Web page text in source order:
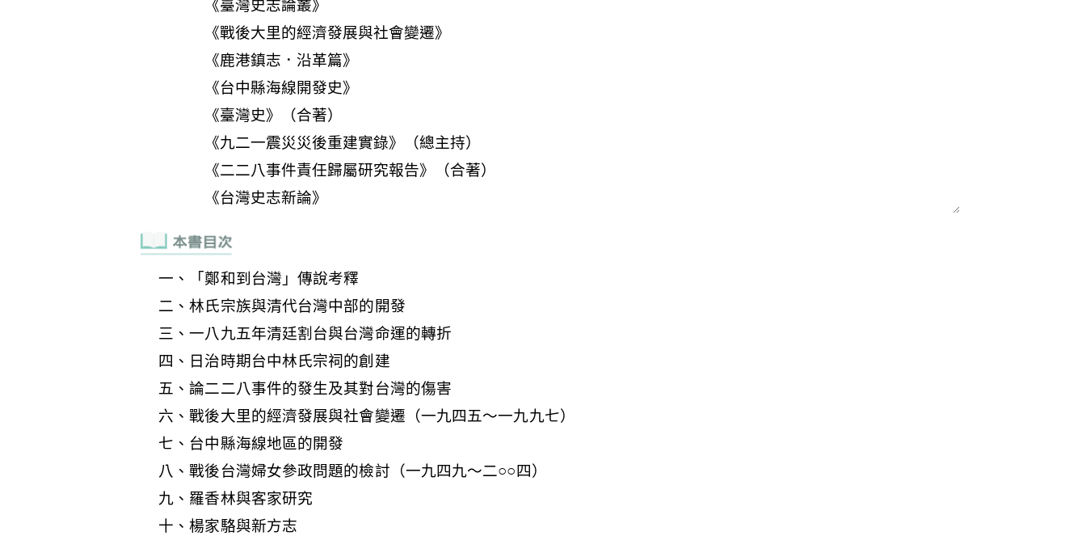
一、「鄭和到台灣」傳說考釋
二、林氏宗族與清代台灣中部的開發
三、一八九五年清廷割台與台灣命運的轉折
四、日治時期台中林氏宗祠的創建
五、論二二八事件的發生及其對台灣的傷害
六、戰後大里的經濟發展與社會變遷（一九四五～一九九七）
七、台中縣海線地區的開發
八、戰後台灣婦女參政問題的檢討（一九四九～二○○四）
九、羅香林與客家研究
十、楊家駱與新方志